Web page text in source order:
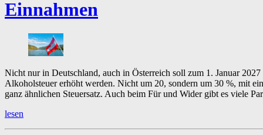
Einnahmen
Nicht nur in Deutschland, auch in Österreich soll zum 1. Januar 2027
Alkoholsteuer erhöht werden. Nicht um 20, sondern um 30 %, mit
ganz ähnlichen Steuersatz. Auch beim Für und Wider gibt es viele
lesen